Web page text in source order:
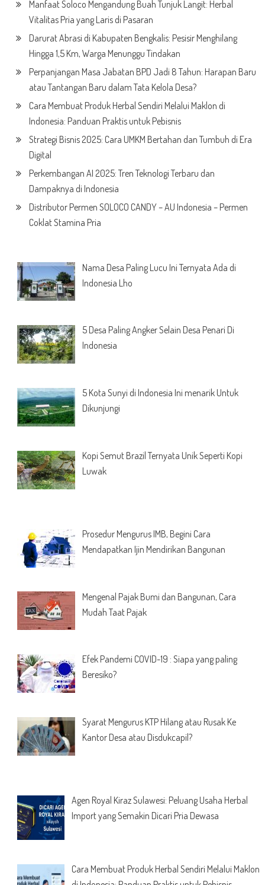
Manfaat Soloco Mengandung Buah Tunjuk Langit: Herbal
Vitalitas Pria yang Laris di Pasaran
Darurat Abrasi di Kabupaten Bengkalis: Pesisir Menghilang
Hingga 1,5 Km, Warga Menunggu Tindakan
Perpanjangan Masa Jabatan BPD Jadi 8 Tahun: Harapan Baru
atau Tantangan Baru dalam Tata Kelola Desa?
Cara Membuat Produk Herbal Sendiri Melalui Maklon di
Indonesia: Panduan Praktis untuk Pebisnis
Strategi Bisnis 2025: Cara UMKM Bertahan dan Tumbuh di Era
Digital
Perkembangan AI 2025: Tren Teknologi Terbaru dan
Dampaknya di Indonesia
Distributor Permen SOLOCO CANDY – AU Indonesia – Permen
Coklat Stamina Pria
Nama Desa Paling Lucu Ini Ternyata Ada di
Indonesia Lho
5 Desa Paling Angker Selain Desa Penari Di
Indonesia
5 Kota Sunyi di Indonesia Ini menarik Untuk
Dikunjungi
Kopi Semut Brazil Ternyata Unik Seperti Kopi
Luwak
Prosedur Mengurus IMB, Begini Cara
Mendapatkan Ijin Mendirikan Bangunan
Mengenal Pajak Bumi dan Bangunan, Cara
Mudah Taat Pajak
Efek Pandemi COVID-19 : Siapa yang paling
Beresiko?
Syarat Mengurus KTP Hilang atau Rusak Ke
Kantor Desa atau Disdukcapil?
Agen Royal Kiraz Sulawesi: Peluang Usaha Herbal
Import yang Semakin Dicari Pria Dewasa
Cara Membuat Produk Herbal Sendiri Melalui Maklon